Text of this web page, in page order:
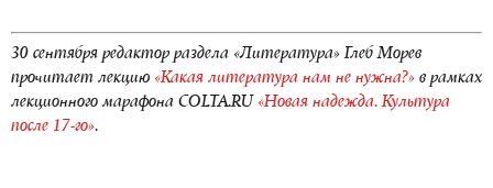
30 сентября редактор раздела «Литература» Глеб Морев
прочитает лекцию «Какая литература нам не нужна?» в рамках
лекционного марафона COLTA.RU «Новая надежда. Культура
после 17-го».